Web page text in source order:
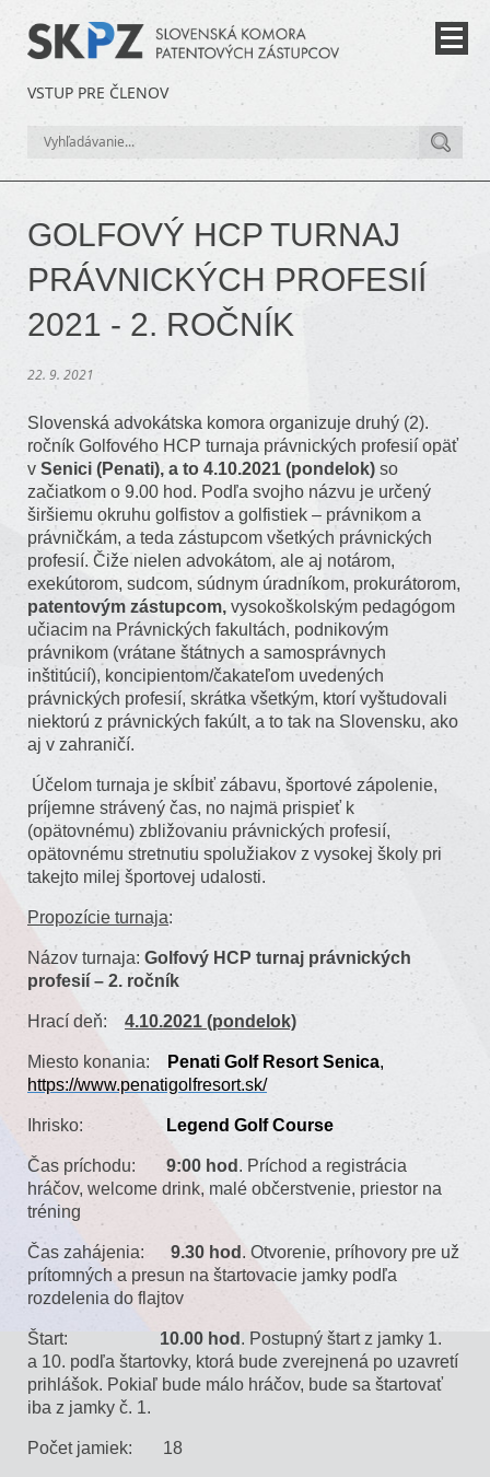
VSTUP PRE ČLENOV
GOLFOVÝ HCP TURNAJ
PRÁVNICKÝCH PROFESIÍ
2021 - 2. ROČNÍK
22. 9. 2021
Slovenská advokátska komora organizuje druhý (2).
ročník Golfového HCP turnaja právnických profesií opäť
v Senici (Penati), a to 4.10.2021 (pondelok) so
začiatkom o 9.00 hod. Podľa svojho názvu je určený
širšiemu okruhu golfistov a golfistiek – právnikom a
právničkám, a teda zástupcom všetkých právnických
profesií. Čiže nielen advokátom, ale aj notárom,
exekútorom, sudcom, súdnym úradníkom, prokurátorom,
patentovým zástupcom, vysokoškolským pedagógom
učiacim na Právnických fakultách, podnikovým
právnikom (vrátane štátnych a samosprávnych
inštitúcií), koncipientom/čakateľom uvedených
právnických profesií, skrátka všetkým, ktorí vyštudovali
niektorú z právnických fakúlt, a to tak na Slovensku, ako
aj v zahraničí.
Účelom turnaja je skĺbiť zábavu, športové zápolenie,
príjemne strávený čas, no najmä prispieť k
(opätovnému) zbližovaniu právnických profesií,
opätovnému stretnutiu spolužiakov z vysokej školy pri
takejto milej športovej udalosti.
Propozície turnaja:
Názov turnaja: Golfový HCP turnaj právnických
profesií – 2. ročník
Hrací deň: 4.10.2021 (pondelok)
Miesto konania: Penati Golf Resort Senica,
https://www.penatigolfresort.sk/
Ihrisko: Legend Golf Course
Čas príchodu: 9:00 hod . Príchod a registrácia
hráčov, welcome drink, malé občerstvenie, priestor na
tréning
Čas zahájenia: 9.30 hod . Otvorenie, príhovory pre už
prítomných a presun na štartovacie jamky podľa
rozdelenia do flajtov
Štart: 10.00 hod . Postupný štart z jamky 1.
a 10. podľa štartovky, ktorá bude zverejnená po uzavretí
prihlášok. Pokiaľ bude málo hráčov, bude sa štartovať
iba z jamky č. 1.
Počet jamiek: 18